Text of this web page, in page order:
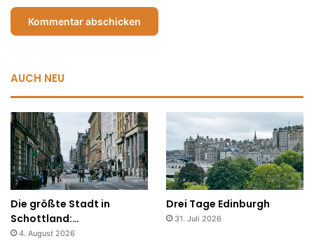
AUCH NEU
Die größte Stadt in
Schottland:…
4. August 2026
Drei Tage Edinburgh
31. Juli 2026